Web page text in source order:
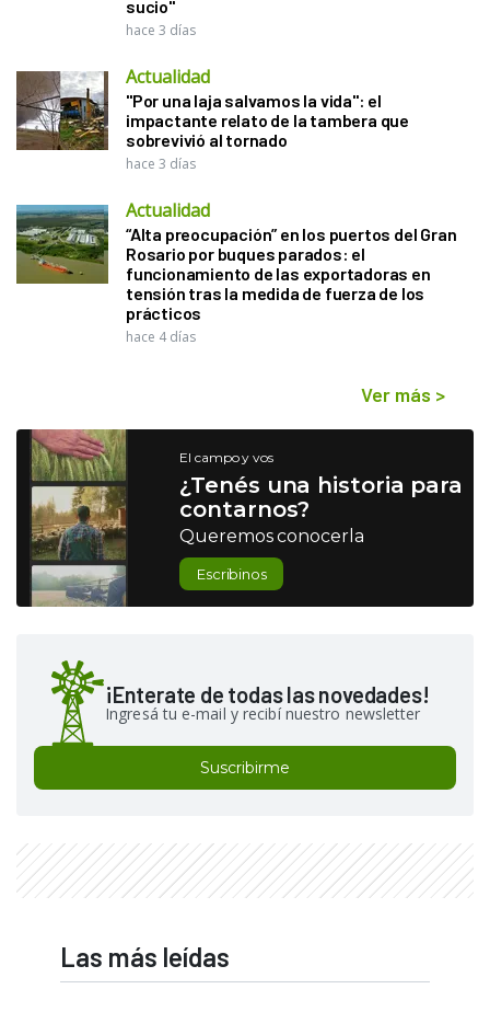
sucio"
hace 3 días
Actualidad
"Por una laja salvamos la vida": el
impactante relato de la tambera que
sobrevivió al tornado
hace 3 días
Actualidad
“Alta preocupación” en los puertos del Gran
Rosario por buques parados: el
funcionamiento de las exportadoras en
tensión tras la medida de fuerza de los
prácticos
hace 4 días
Ver más >
El campo y vos
¿Tenés una historia para
contarnos?
Queremos conocerla
Escribinos
¡Enterate de todas las novedades!
Ingresá tu e-mail y recibí nuestro newsletter
Suscribirme
Las más leídas